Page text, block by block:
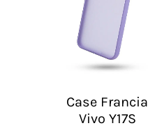
Case Francia
Vivo Y17S